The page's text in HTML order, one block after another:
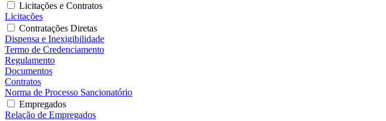
Licitações e Contratos
Licitações
Contratações Diretas
Dispensa e Inexigibilidade
Termo de Credenciamento
Regulamento
Documentos
Contratos
Norma de Processo Sancionatório
Empregados
Relação de Empregados